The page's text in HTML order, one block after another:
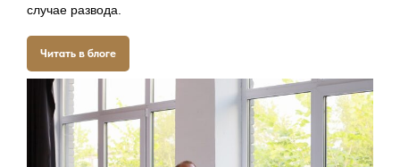
случае развода.
Читать в блоге